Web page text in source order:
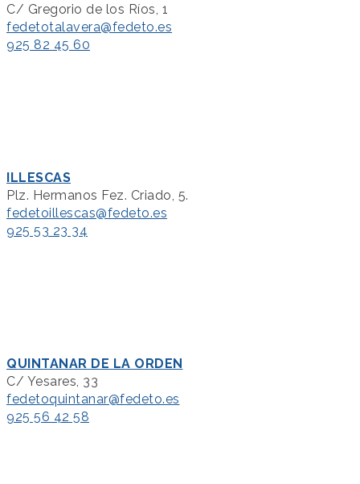
C/ Gregorio de los Ríos, 1
fedetotalavera@fedeto.es
925 82 45 60
ILLESCAS
Plz. Hermanos Fez. Criado, 5.
fedetoillescas@fedeto.es
925 53 23 34
QUINTANAR DE LA ORDEN
C/ Yesares, 33
fedetoquintanar@fedeto.es
925 56 42 58